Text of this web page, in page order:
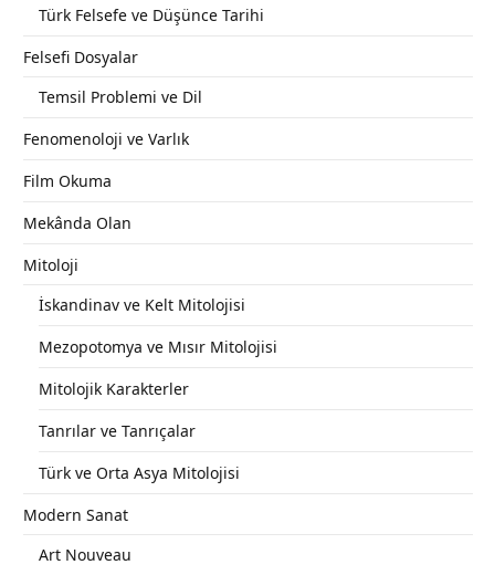
Türk Felsefe ve Düşünce Tarihi
Felsefi Dosyalar
Temsil Problemi ve Dil
Fenomenoloji ve Varlık
Film Okuma
Mekânda Olan
Mitoloji
İskandinav ve Kelt Mitolojisi
Mezopotomya ve Mısır Mitolojisi
Mitolojik Karakterler
Tanrılar ve Tanrıçalar
Türk ve Orta Asya Mitolojisi
Modern Sanat
Art Nouveau